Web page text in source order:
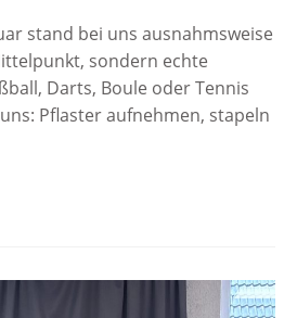
stand bei uns ausnahmsweise
sondern echte
Darts, Boule oder Tennis
Pflaster aufnehmen, stapeln